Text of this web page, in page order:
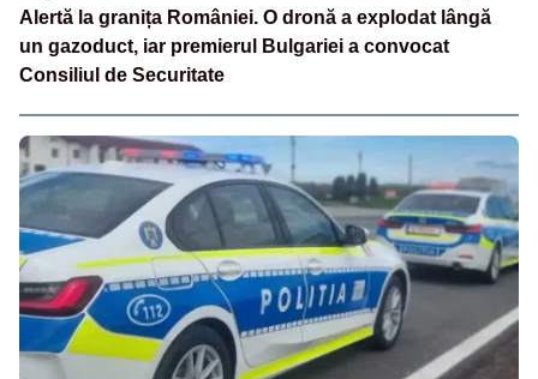
Alertă la granița României. O dronă a explodat lângă
un gazoduct, iar premierul Bulgariei a convocat
Consiliul de Securitate